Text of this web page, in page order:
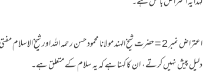
اعتراض نمبر 2 = حضرت شیخ الہند مولانا محمود حسن رحمہ اللہ اور
دلیل پیش نہیں کرتے، ان کا کہنا ہے کہ یہ سلام کے متعلق ہے۔